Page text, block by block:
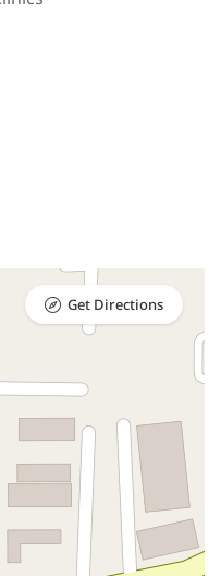
Get Directions